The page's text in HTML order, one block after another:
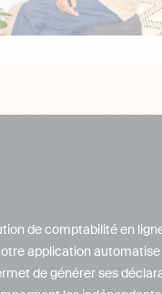
de comptabilité en
application
de générer ses